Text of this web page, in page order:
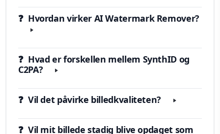
❓ Hvordan virker AI Watermark Remover?
❓ Hvad er forskellen mellem SynthID og
C2PA?
❓ Vil det påvirke billedkvaliteten?
❓ Vil mit billede stadig blive opdaget som